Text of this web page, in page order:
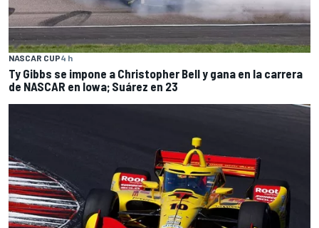
NASCAR CUP4 h
Ty Gibbs se impone a Christopher Bell y gana en la carrera
de NASCAR en Iowa; Suárez en 23